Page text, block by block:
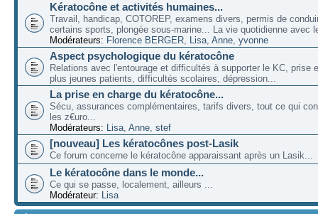
Kératocône et activités humaines...
Travail, handicap, COTOREP, examens divers, permis de
certains sports, plongée sous-marine... La vie quotidienne avec
Modérateurs: Florence BERGER, Lisa, Anne, yvonne
Aspect psychologique du kératocône
Relations avec l'entourage et difficultés à supporter le KC, prise
plus jeunes patients, difficultés scolaires, dépression...
La prise en charge du kératocône...
Sécu, assurances complémentaires, tarifs divers, tout ce qui
les z€uro...
Modérateurs: Lisa, Anne, stef
[nouveau] Les kératocônes post-Lasik
Ce forum concerne le kératocône apparaissant après un Lasik...
Le kératocône dans le monde...
Ce qui se passe, localement, ailleurs ...
Modérateur: Lisa